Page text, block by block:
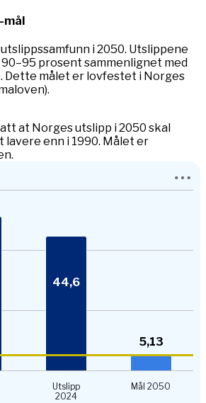
mål
i 2050. Utslippene
prosent sammenlignet med
Dette målet er lovfestet i Norges
at Norges utslipp i 2050 skal
enn i 1990. Målet er
displaying categories.
displaying Utslipp (mtCO₂e). Data
44,6
5,13
Utslipp
2024
Mål 2050